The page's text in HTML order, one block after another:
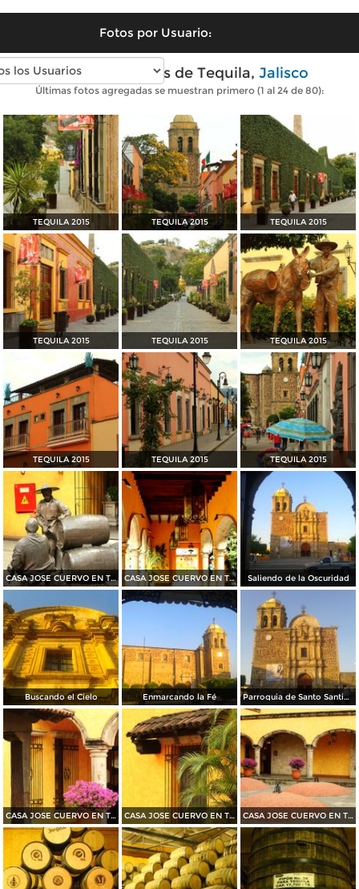
Fotos por Usuario:
Fotos modernas de Tequila, Jalisco
Últimas fotos agregadas se muestran primero (1 al 24 de 80):
TEQUILA 2015 TEQUILA 2015 TEQUILA 2015
TEQUILA 2015 TEQUILA 2015 TEQUILA 2015
TEQUILA 2015 TEQUILA 2015 TEQUILA 2015
CASA JOSE CUERVO EN TEQUILA 2015 CASA JOSE CUERVO EN TEQUILA 2015 Saliendo de la Oscuridad
Buscando el Cielo Enmarcando la Fé Parroquia de Santo Santiago Apóstol
CASA JOSE CUERVO EN TEQUILA 2015 CASA JOSE CUERVO EN TEQUILA 2015 CASA JOSE CUERVO EN TEQUILA 2015